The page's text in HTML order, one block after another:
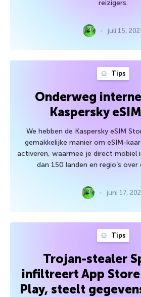
reizigers.
juli 15,
Tips
Onderweg
Kaspersky
We hebben de Kaspersky eSIM
gemakkelijke manier om eSIM-
activeren, waarmee je direct mobiel
dan 150 landen en regio’s over
juni 17,
Tips
Trojan-stealer
infiltreert App
Play, steelt